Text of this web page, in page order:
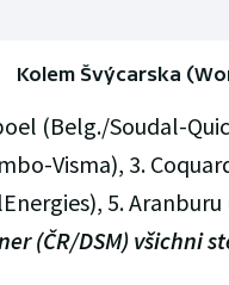
Kolem Švýcarska
(Belg./Soudal-
Visma), 3.
5.
(ČR/DSM) všichni